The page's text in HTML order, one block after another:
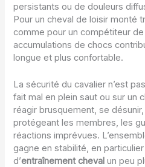
persistants ou de douleurs
Pour un cheval de loisir monté
comme pour un compétiteur
accumulations de chocs
longue et plus confortable.
La sécurité du cavalier n’est
fait mal en plein saut ou sur un
réagir brusquement, se
protégeant les membres, les
réactions imprévues.
gagne en stabilité, en
d’entraînement cheval un peu